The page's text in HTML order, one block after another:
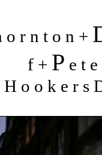
o r n t o n +
f + P e t
H o o k e r s